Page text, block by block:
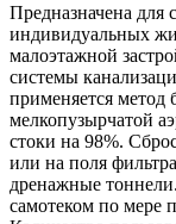
Предназначена для
индивидуальных
малоэтажной
системы
применяется метод
мелкопузырчатой
стоки на 98%.
или на поля
дренажные
самотеком по мере